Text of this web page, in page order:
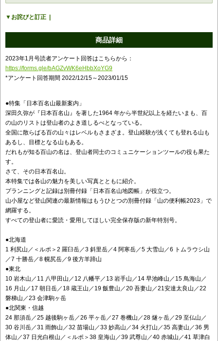
お詫びと訂正
商品詳細
2023年1月号読者アンケート回答はこちらから：
https://forms.gle/bAGZvWK6eHbbXoYG9
*アンケート回答期間 2022/12/15～2023/01/15
●特集「日本百名山最新案内」
深田久弥が『日本百名山』を著した1964 年から半世紀以上を経たいまも、百
の山のリストは登山者のよき道しるべとなっている。
全国に散らばる百の山々はレベルもさまざま。登山経験が浅くても登れる山も
あるし、目標となる山もある。
だれもが知る百山の名は、登山者同士のコミュニケーションツールの役も果た
す。
さて、その日本百名山。
本特集では各山の魅力を美しい写真とともに紹介。
プランニングと記録は別冊付録「日本百名山地図帳」が役立つ。
山小屋など登山関連の最新情報はもうひとつの別冊付録「山の便利帳2023」で
網羅する。
すべての登山者に愛読・愛用してほしい完全保存版の新年特別号。
●北海道
1 利尻山／＜ルポ＞2 羅臼岳／3 斜里岳／4 阿寒岳／5 大雪山／6 トムラウシ山
／7 十勝岳／8 幌尻岳／9 後方羊蹄山
●東北
10 岩木山／11 八甲田山／12 八幡平／13 岩手山／14 早池峰山／15 鳥海山／
16 月山／17 朝日岳／18 蔵王山／19 飯豊山／20 吾妻山／21安達太良山／22
磐梯山／23 会津駒ヶ岳
●北関東・信越
24 那須岳／25 越後駒ヶ岳／26 平ヶ岳／27 巻機山／28 燧ヶ岳／29 至仏山／
30 谷川岳／31 雨飾山／32 苗場山／33 妙高山／34 火打山／35 高妻山／36 男
体山／37 日光白根山／＜ルポ＞38 皇海山／39 武尊山／40 赤城山／41 草津白